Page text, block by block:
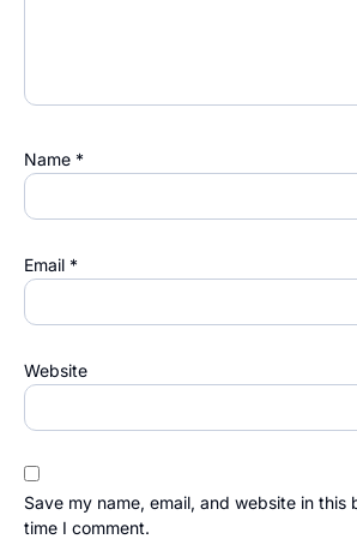
Name *
Email *
Website
Save my name, email, and website in this
time I comment.